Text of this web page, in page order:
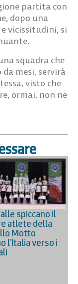
partita con
dopo una
vicissitudini, si
squadra che
mesi, servirà
visto che
ormai, non ne
spiccano il
atlete della
Motto
l’Italia verso i